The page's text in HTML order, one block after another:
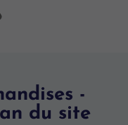
-
du site